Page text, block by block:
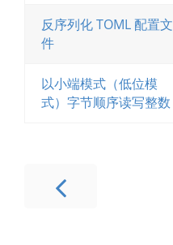
反序列化 TOML 配置文
件
以小端模式（低位模
式）字节顺序读写整数